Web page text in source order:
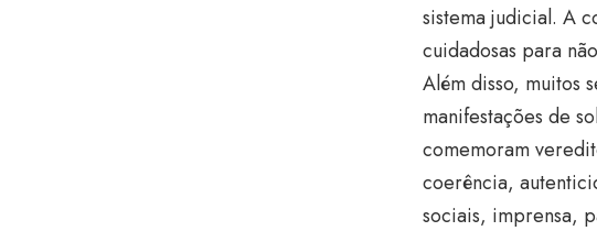
sistema judicial. A
cuidadosas para
Além disso, muitos
manifestações de
comemoram
coerência,
sociais, imprensa,